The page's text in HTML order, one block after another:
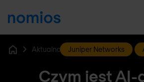
Aktualności i blog
Juniper Networks
Czym jest AI-